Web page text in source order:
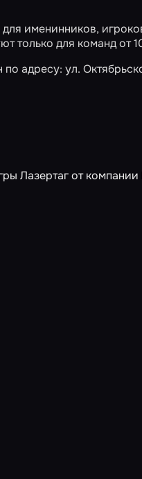
именинников,
только для команд от
по адресу: ул.